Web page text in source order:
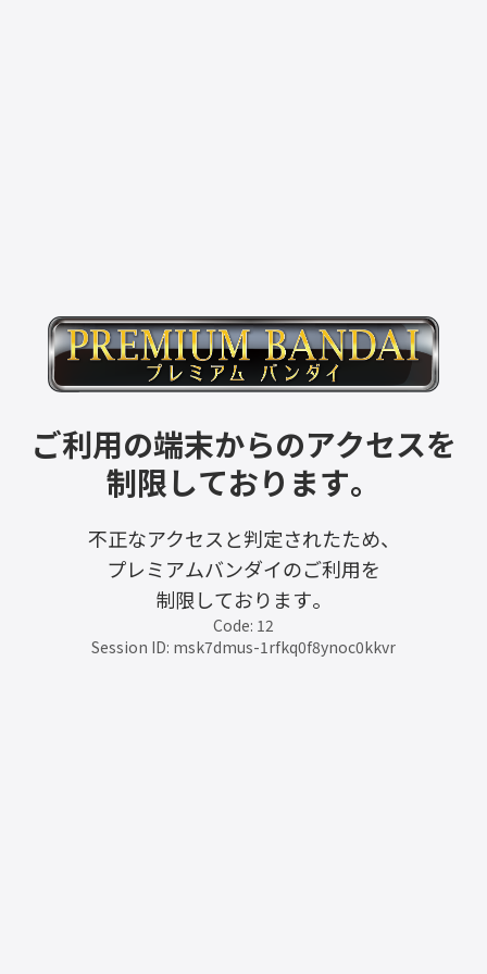
ご利用の端末からのアクセスを
制限しております。
不正なアクセスと判定されたため、
プレミアムバンダイのご利用を
制限しております。
Code: 12
Session ID: msk7dmus-1rfkq0f8ynoc0kkvr